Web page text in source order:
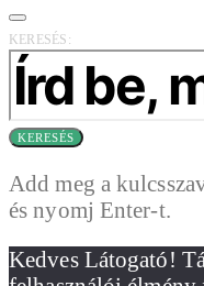
KERESÉS:
KERESÉS
Add meg a
és nyomj Enter-t.
Kedves Látogató!